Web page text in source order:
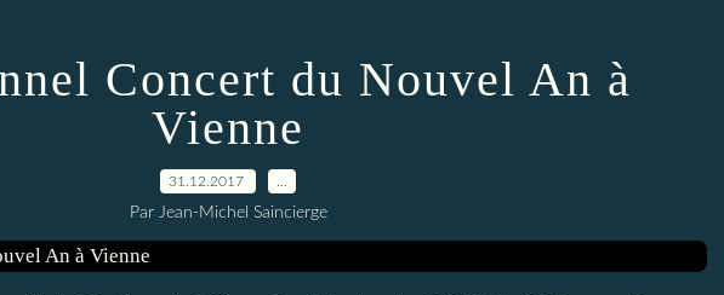
Concert du Nouvel An à
Vienne
31.12.2017
Par Jean-Michel Saincierge